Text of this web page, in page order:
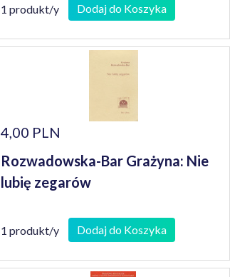
1 produkt/y Dodaj do Koszyka
4,00 PLN
Rozwadowska-Bar Grażyna: Nie
lubię zegarów
1 produkt/y Dodaj do Koszyka